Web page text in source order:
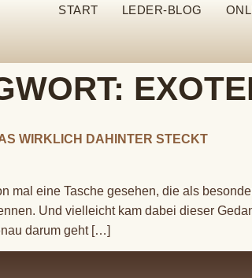
START LEDER-BLOG
WIRKLICH DAHINTER STECKT
mal eine Tasche gesehen, die als
Und vielleicht kam dabei dieser
darum geht […]